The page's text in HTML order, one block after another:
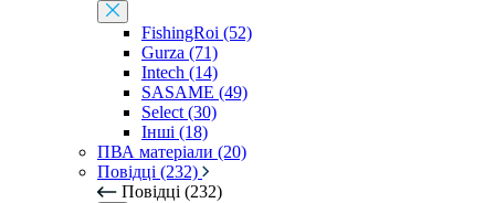
FishingRoi (52)
Gurza (71)
Intech (14)
SASAME (49)
Select (30)
Інші (18)
ПВА матеріали (20)
Повідці (232)
Повідці (232)